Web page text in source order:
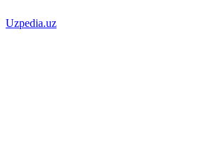
Uzpedia.uz